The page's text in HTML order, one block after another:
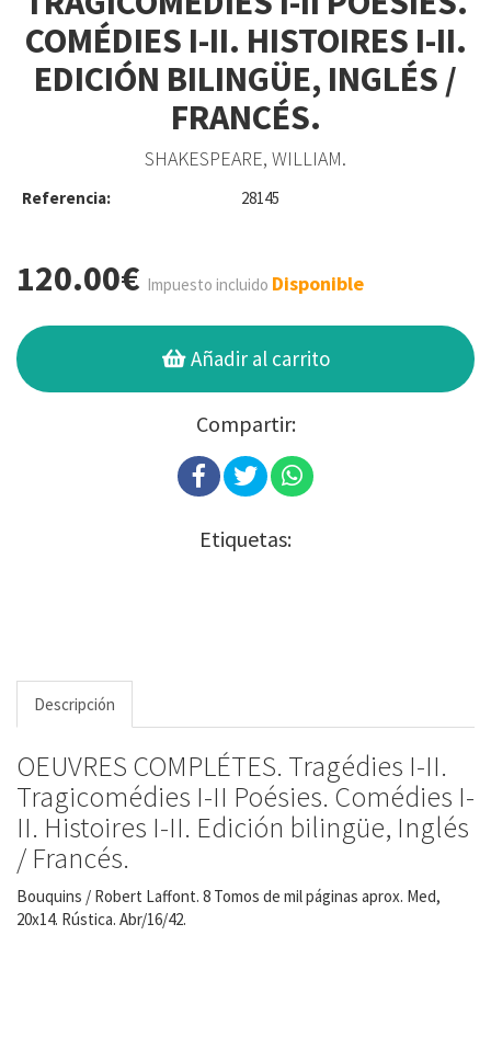
COMÉDIES I-II. HISTOIRES I-II.
EDICIÓN BILINGÜE, INGLÉS /
FRANCÉS.
SHAKESPEARE, WILLIAM.
Referencia: 28145
120.00€ Impuesto incluido Disponible
Añadir al carrito
Compartir:
Etiquetas:
Descripción
OEUVRES COMPLÉTES. Tragédies I-II.
Tragicomédies I-II Poésies. Comédies I-
II. Histoires I-II. Edición bilingüe, Inglés
/ Francés.
Bouquins / Robert Laffont. 8 Tomos de mil páginas aprox. Med,
20x14. Rústica. Abr/16/42.